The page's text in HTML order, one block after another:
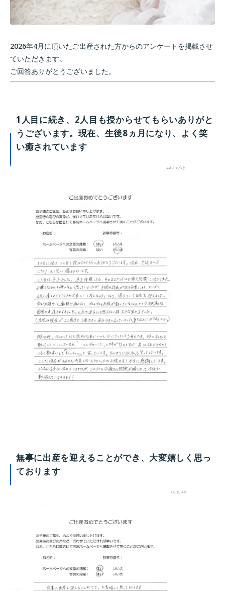
2026年4月に頂いたご出産された方からのアンケートを掲載させ
ていただきます。
ご回答ありがとうございました。
1人目に続き、2人目も授からせてもらいありがと
うございます。現在、生後8ヵ月になり、よく笑
い癒されています
無事に出産を迎えることができ、大変嬉しく思っ
ております